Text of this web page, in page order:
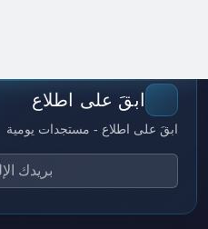
ابقَ على اطلاع
ابقَ على اطلاع - مستجدات يومية